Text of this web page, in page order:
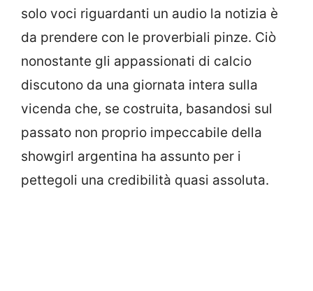
solo voci riguardanti un audio la notizia è
da prendere con le proverbiali pinze. Ciò
nonostante gli appassionati di calcio
discutono da una giornata intera sulla
vicenda che, se costruita, basandosi sul
passato non proprio impeccabile della
showgirl argentina ha assunto per i
pettegoli una credibilità quasi assoluta.